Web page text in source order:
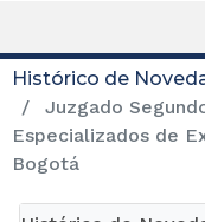
Histórico de
Juzgado
Especializados de
Bogotá